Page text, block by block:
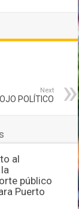
Next
OJO POLÍTICO
al
público
Puerto